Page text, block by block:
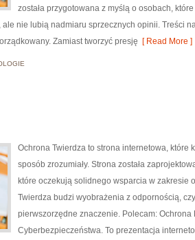
została przygotowana z myślą o osobach,
nie lubią nadmiaru sprzecznych opinii. Treści
Zamiast tworzyć presję [ Read More ]
Ochrona Twierdza to strona internetowa,
sposób zrozumiały. Strona została
które oczekują solidnego wsparcia w zakresie
Twierdza budzi wyobrażenia z odpornością,
pierwszorzędne znaczenie. Polecam:
Cyberbezpieczeństwa. To prezentacja